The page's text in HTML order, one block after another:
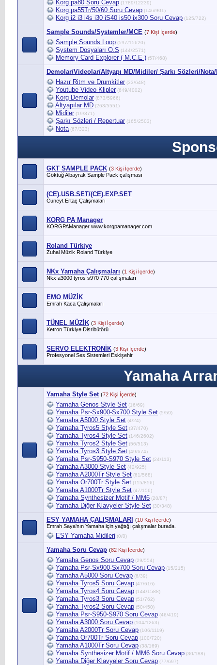
Korg pa80 Soru Cevap (1789/12239)
Korg pa55Tr/50/60 Soru Cevap (146/901)
Korg i2 i3 i4s i30 iS40 is50 ix300 Soru Cevap (125/722)
Sample Sounds/Systemler/MCE (7 Kişi İçerde)
Sample Sounds Loop (597/15620)
System Dosyaları O.S (144/2571)
Memory Card Explorer ( M.C.E ) (57/468)
Demolar/Videolar/Altyapı MD/Midiler/ Şarkı Sözleri/
Hazır Ritm ve Drumkitler (33/648)
Youtube Video Klipler (649/4002)
Korg Demolar (873/5966)
Altyapılar MD (263/5551)
Midiler (19/371)
Şarkı Sözleri / Repertuar (165/2503)
Nota (67/323)
GKT SAMPLE PACK (3 Kişi İçerde)
Göktuğ Albayrak Sample Pack çalışması
(CE).USB.SET/(CE).EXP.SET
Cuneyt Ertaç Çalışmaları
KORG PA Manager
KORGPAManager www.korgpamanager.com
Roland Türkiye
Zuhal Müzik Roland Türkiye
NKx Yamaha Çalışmaları (1 Kişi İçerde)
Nkx a3000 tyros s970 770 çalışmaları
EMO MÜZİK
Emrah Kaca Çalışmaları
TÜNEL MÜZİK (3 Kişi İçerde)
Ketron Türkiye Disribütörü
SERVO ELEKTRONİK (3 Kişi İçerde)
Profesyonel Ses Sistemleri Eskişehir
Yamaha
Yamaha Style Set (72 Kişi İçerde)
Yamaha Genos Style Set (16/69)
Yamaha Psr-Sx900-Sx700 Style Set (5/59)
Yamaha A5000 Style Set (4/24)
Yamaha Tyros5 Style Set (37/470)
Yamaha Tyros4 Style Set (146/2602)
Yamaha Tyros2 Style Set (56/513)
Yamaha Tyros3 Style Set (49/674)
Yamaha Psr-S950-S970 Style Set (24/113)
Yamaha A3000 Style Set (42/925)
Yamaha A2000Tr Style Set (61/568)
Yamaha Or700Tr Style Set (115/856)
Yamaha A1000Tr Style Set (47/156)
Yamaha Synthesizer Motif / MM6 (20/87)
Yamaha Diğer Klavyeler Style Set (30/348)
ESY YAMAHA ÇALIŞMALARI (10 Kişi İçerde)
Emrah Saya'nın Yamaha için yağtığı çalışmalar burada.
ESY Yamaha Midileri (0/0)
Yamaha Soru Cevap (82 Kişi İçerde)
Yamaha Genos Soru Cevap (29/554)
Yamaha Psr-Sx900-Sx700 Soru Cevap (15/215)
Yamaha A5000 Soru Cevap (6/39)
Yamaha Tyros5 Soru Cevap (47/616)
Yamaha Tyros4 Soru Cevap (144/1588)
Yamaha Tyros3 Soru Cevap (51/762)
Yamaha Tyros2 Soru Cevap (50/450)
Yamaha Psr-S950-S970 Soru Cevap (46/419)
Yamaha A3000 Soru Cevap (104/1263)
Yamaha A2000Tr Soru Cevap (106/1119)
Yamaha Or700Tr Soru Cevap (100/720)
Yamaha A1000Tr Soru Cevap (38/169)
Yamaha Synthesizer Motif / MM6 Soru Cevap (30/188)
Yamaha Diğer Klavyeler Soru Cevap (77/697)